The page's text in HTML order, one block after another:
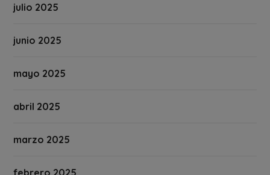
julio 2025
junio 2025
mayo 2025
abril 2025
marzo 2025
febrero 2025